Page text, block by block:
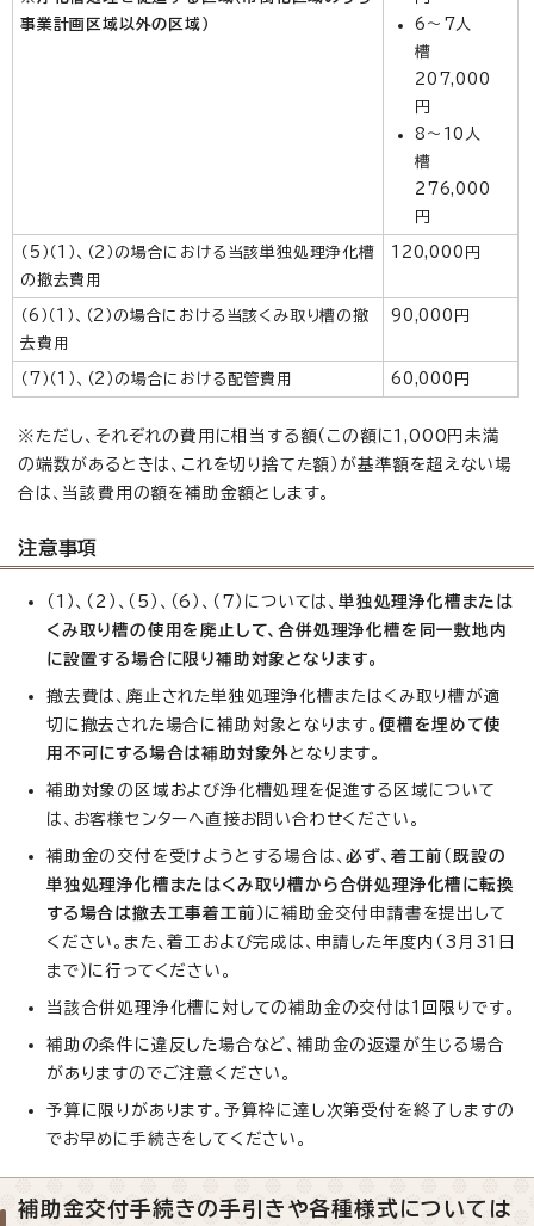
事業計画区域以外の区域）
6～7人
槽
207,000
円
8～10人
槽
276,000
円
（5）（1）、（2）の場合における当該単独処理浄化槽
の撤去費用
120,000円
（6）（1）、（2）の場合における当該くみ取り槽の撤
去費用
90,000円
（7）（1）、（2）の場合における配管費用 60,000円
※ただし、それぞれの費用に相当する額（この額に1,000円未満
の端数があるときは、これを切り捨てた額）が基準額を超えない場
合は、当該費用の額を補助金額とします。
注意事項
（1）、（2）、（5）、（6）、（7）については、単独処理浄化槽または
くみ取り槽の使用を廃止して、合併処理浄化槽を同一敷地内
に設置する場合に限り補助対象となります。
撤去費は、廃止された単独処理浄化槽またはくみ取り槽が適
切に撤去された場合に補助対象となります。便槽を埋めて使
用不可にする場合は補助対象外となります。
補助対象の区域および浄化槽処理を促進する区域について
は、お客様センターへ直接お問い合わせください。
補助金の交付を受けようとする場合は、必ず、着工前（既設の
単独処理浄化槽またはくみ取り槽から合併処理浄化槽に転換
する場合は撤去工事着工前）に補助金交付申請書を提出して
ください。また、着工および完成は、申請した年度内（3月31日
まで）に行ってください。
当該合併処理浄化槽に対しての補助金の交付は1回限りです。
補助の条件に違反した場合など、補助金の返還が生じる場合
がありますのでご注意ください。
予算に限りがあります。予算枠に達し次第受付を終了しますの
でお早めに手続きをしてください。
補助金交付手続きの手引きや各種様式については